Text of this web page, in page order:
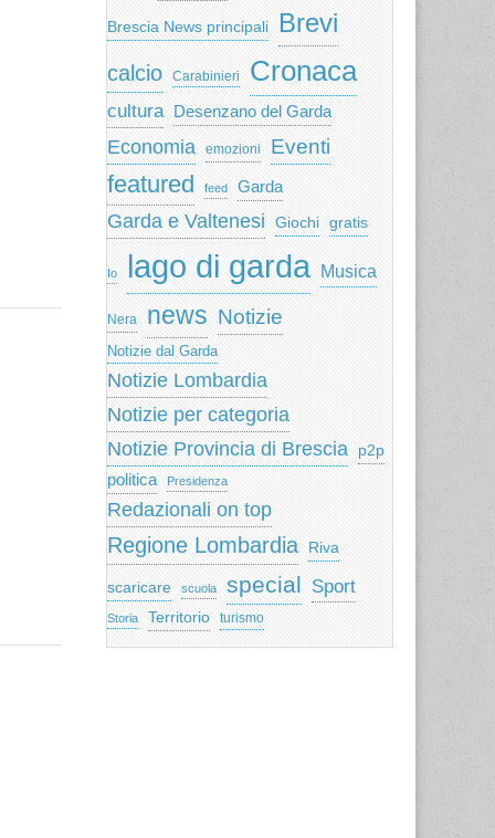
Brescia News principali Brevi
calcio Carabinieri Cronaca
cultura Desenzano del Garda
Economia emozioni Eventi
featured feed Garda
Garda e Valtenesi Giochi gratis
Io lago di garda Musica
Nera news Notizie
Notizie dal Garda
Notizie Lombardia
Notizie per categoria
Notizie Provincia di Brescia p2p
politica Presidenza
Redazionali on top
Regione Lombardia Riva
scaricare scuola special Sport
Storia Territorio turismo